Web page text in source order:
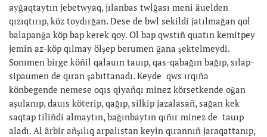
ayğaqtaytın jebetwyaq, jılanbas twlğası meni äuelden
qızıqtırıp, köz toydırğan. Dese de bwl sekildi jatılmağan qol
balapanğa köp bap kerek qoy. Ol bap qwstıñ quatın kemitpey
jemin az-köp qılmay ölşep berumen ğana şektelmeydi.
Sonımen birge köñil qalauın tauıp, qas-qabağın bağıp, sılap-
sipaumen de qıran şabıttanadı. Keyde qws ırqıña
könbegende nemese oqıs qiyañqı minez körsetkende oğan
aşulanıp, dauıs köterip, qağıp, silkip jazalasañ, sağan kek
saqtap tiliñdi almaytın, bağınbaytın qıñır minez de tauıp
aladı. Al ärbir añşılıq arpalıstan keyin qırannıñ jaraqattanıp,